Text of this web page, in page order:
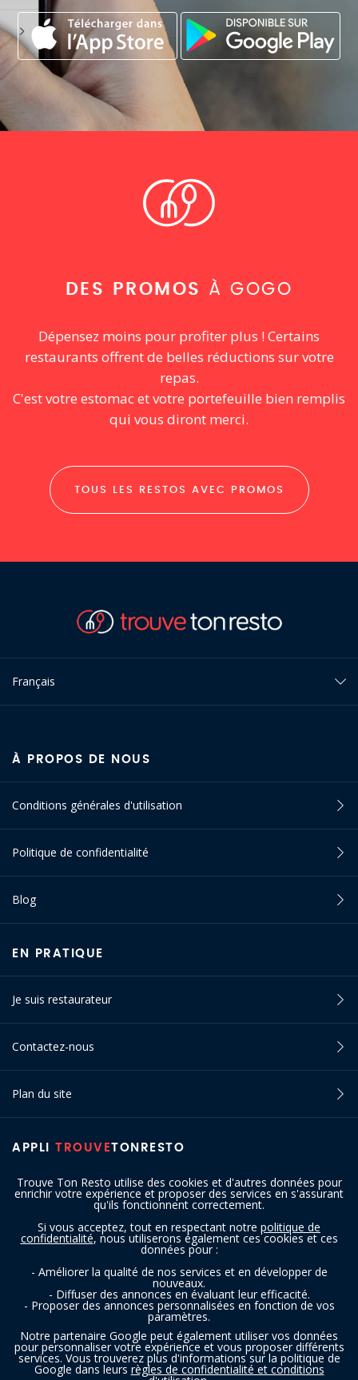
DES PROMOS À GOGO
Dépensez moins pour profiter plus ! Certains
restaurants offrent de belles réductions sur votre
repas.
C'est votre estomac et votre portefeuille bien remplis
qui vous diront merci.
TOUS LES RESTOS AVEC PROMOS
Trouve Ton Resto utilise des cookies et d'autres données pour
enrichir votre expérience et proposer des services en s'assurant
qu'ils fonctionnent correctement.
Si vous acceptez, tout en respectant notre politique de
confidentialité, nous utiliserons également ces cookies et ces
données pour :
- Améliorer la qualité de nos services et en développer de
nouveaux.
- Diffuser des annonces en évaluant leur efficacité.
- Proposer des annonces personnalisées en fonction de vos
paramètres.
Notre partenaire Google peut également utiliser vos données
pour personnaliser votre expérience et vous proposer différents
services. Vous trouverez plus d'informations sur la politique de
Google dans leurs règles de confidentialité et conditions
Français
APPLI TROUVETONRESTO
À PROPOS DE NOUS
Conditions générales d'utilisation
Politique de confidentialité
Blog
EN PRATIQUE
Je suis restaurateur
Contactez-nous
Plan du site
SUIVEZ-NOUS
Copyright © 2016 - 2026 trouvetonresto.be ‐ Tous droits réservés | JDC